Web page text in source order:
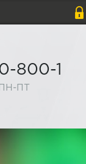
800-1
ПТ